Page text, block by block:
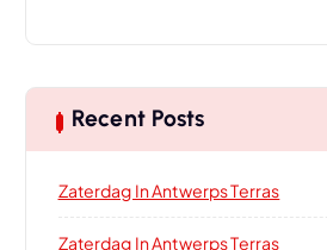
Recent Posts
Zaterdag In Antwerps Terras
Zaterdag In Antwerps Terras